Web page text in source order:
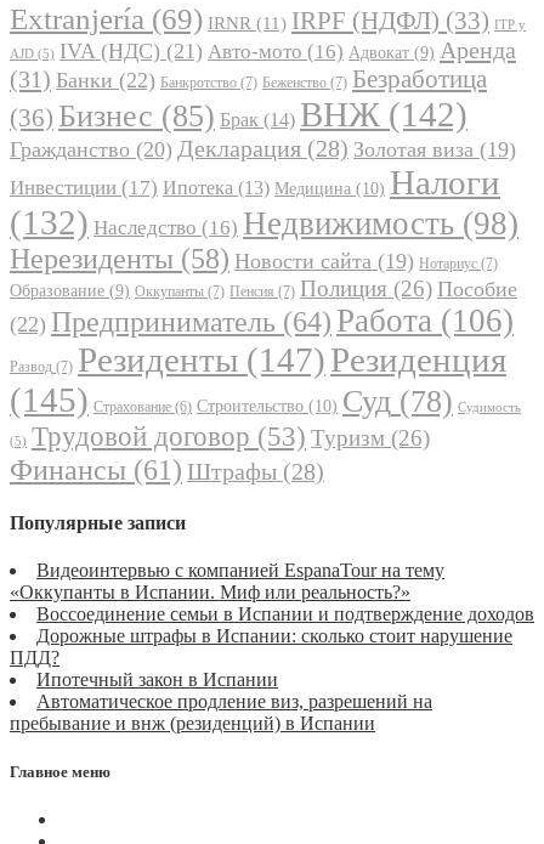
Extranjería (69) IRNR (11) IRPF (НДФЛ) (33) ITP y
AJD (5) IVA (НДС) (21) Авто-мото (16) Адвокат (9) Аренда
(31) Банки (22) Банкротство (7) Беженство (7) Безработица
(36) Бизнес (85) Брак (14) ВНЖ (142)
Гражданство (20) Декларация (28) Золотая виза (19)
Инвестиции (17) Ипотека (13) Медицина (10) Налоги
(132) Наследство (16) Недвижимость (98)
Нерезиденты (58) Новости сайта (19) Нотариус (7)
Образование (9) Оккупанты (7) Пенсия (7) Полиция (26) Пособие
(22) Предприниматель (64) Работа (106)
Развод (7) Резиденты (147)Резиденция
(145) Страхование (6) Строительство (10) Суд (78) Судимость
(5) Трудовой договор (53) Туризм (26)
Финансы (61) Штрафы (28)
Популярные записи
Видеоинтервью с компанией EspanaTour на тему
«Оккупанты в Испании. Миф или реальность?»
Воссоединение семьи в Испании и подтверждение доходов
Дорожные штрафы в Испании: сколько стоит нарушение
ПДД?
Ипотечный закон в Испании
Автоматическое продление виз, разрешений на
пребывание и внж (резиденций) в Испании
Главное меню